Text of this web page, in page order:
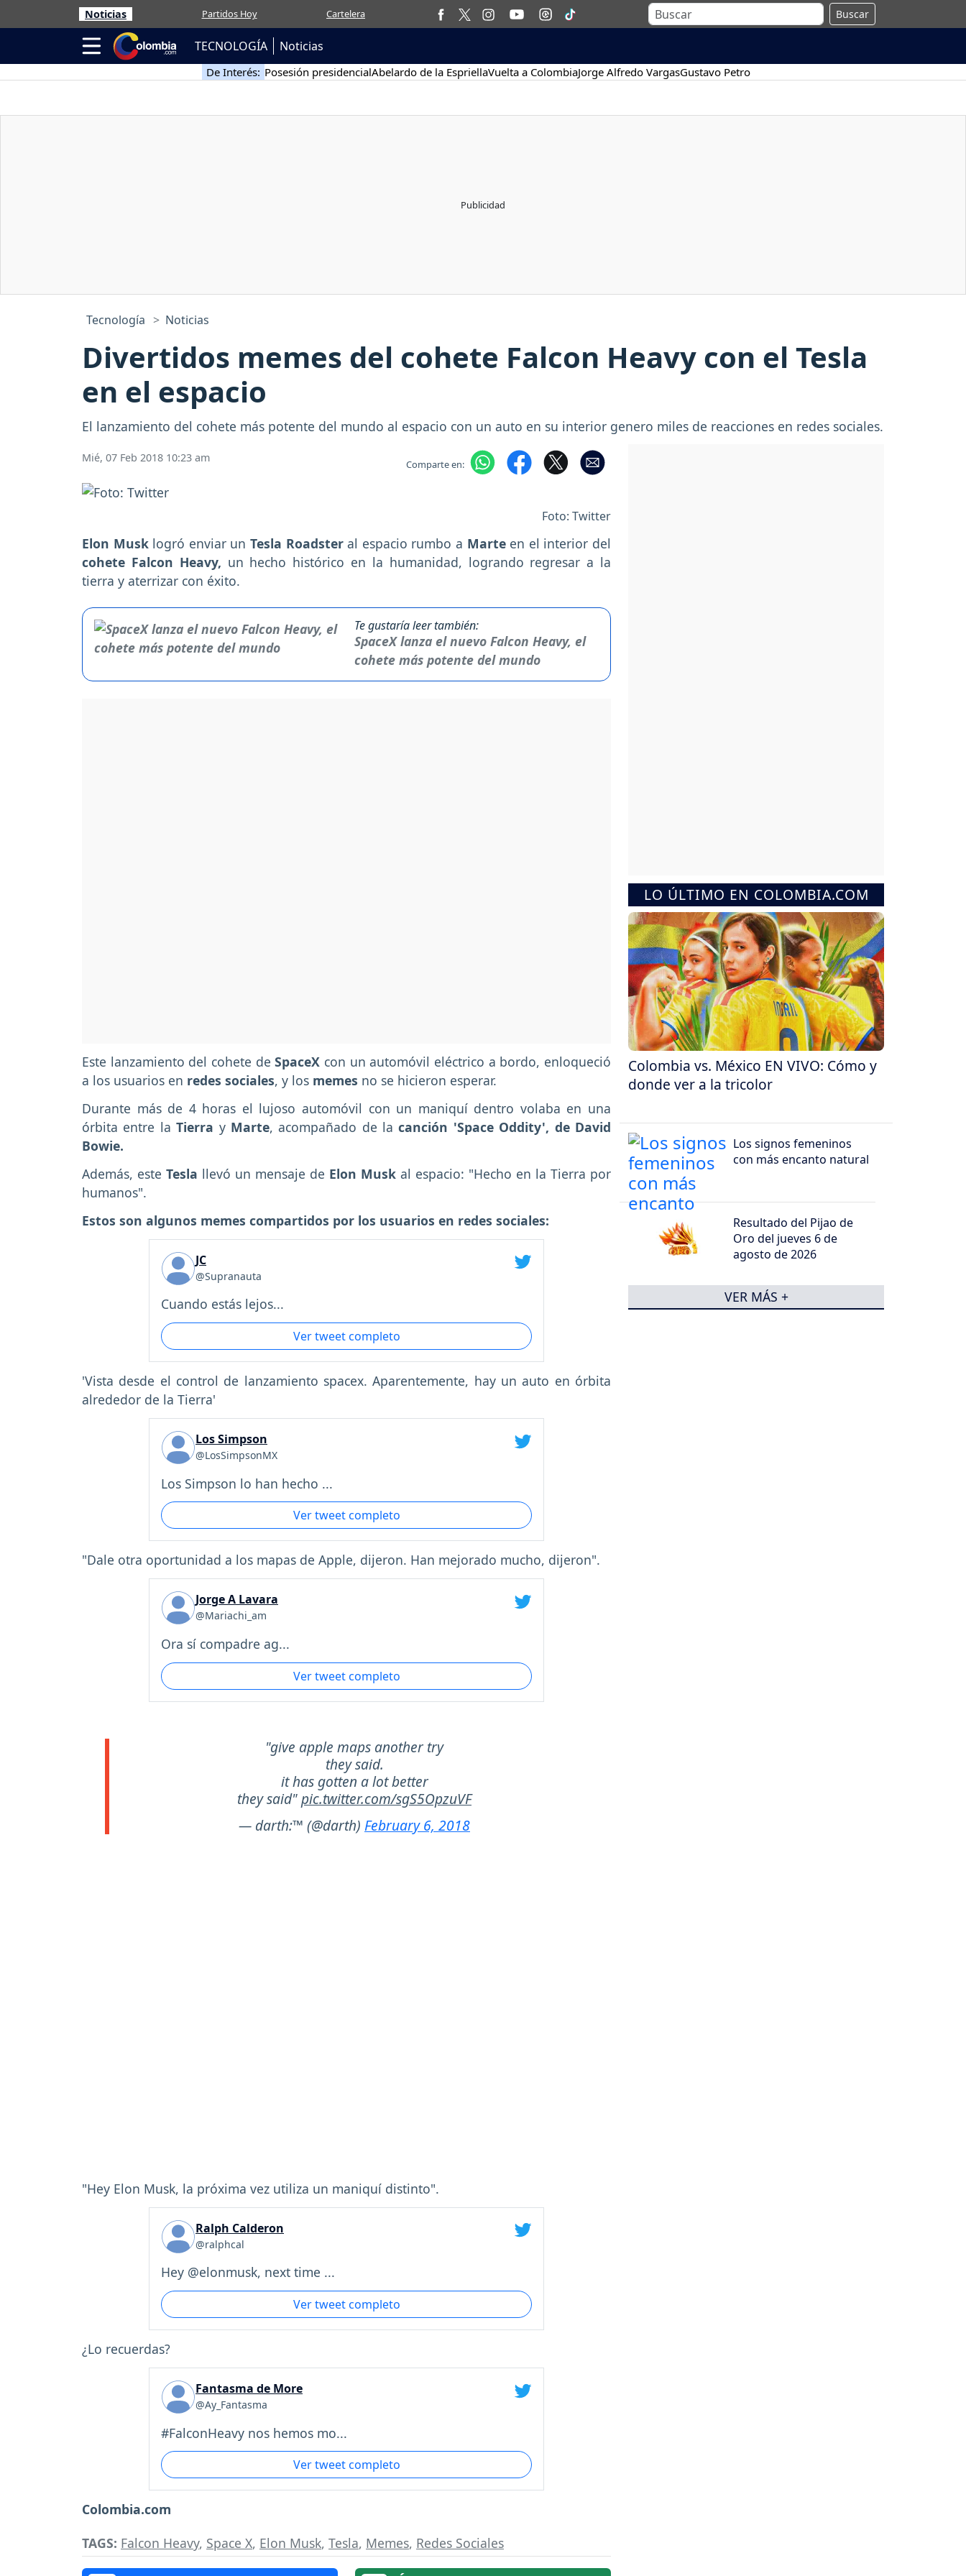
Noticias Partidos Hoy Cartelera Buscar
TECNOLOGÍA Noticias
De Interés: Posesión presidencialAbelardo de la EspriellaVuelta a ColombiaJorge Alfredo VargasGustavo Petro
Tecnología Noticias
Divertidos memes del cohete Falcon Heavy con el Tesla
en el espacio
El lanzamiento del cohete más potente del mundo al espacio con un auto en su interior genero miles de reacciones en redes sociales.
Mié, 07 Feb 2018 10:23 am Comparte en:
Foto: Twitter
Elon Musklogró enviar unTesla Roadsteral espacio rumbo a Marte en el interior del
cohete Falcon Heavy, un hecho histórico en la humanidad, logrando regresar a la
tierra y aterrizar con éxito.
Te gustaría leer también:
SpaceX lanza el nuevo Falcon Heavy, el
cohete más potente del mundo
Este lanzamiento del cohete deSpaceX con un automóvil eléctrico a bordo, enloqueció
a los usuarios en redes sociales, y los memes no se hicieron esperar.
Durante más de 4 horas el lujoso automóvil con un maniquí dentro volaba en una
órbita entre laTierra y Marte, acompañado de lacanción 'Space Oddity', de David
Bowie.
Además, este Tesla llevó un mensaje de Elon Musk al espacio: "Hecho en la Tierra por
humanos".
Estos son algunos memes compartidos por los usuarios en redes sociales:
JC
@Supranauta
Cuando estás lejos...
Ver tweet completo
'Vista desde el control de lanzamiento spacex. Aparentemente, hay un auto en órbita
alrededor de la Tierra'
Los Simpson
@LosSimpsonMX
Los Simpson lo han hecho ...
Ver tweet completo
"Dale otra oportunidad a los mapas de Apple, dijeron. Han mejorado mucho, dijeron".
Jorge A Lavara
@Mariachi_am
Ora sí compadre ag...
Ver tweet completo
"give apple maps another try
they said.
it has gotten a lot better
they said"pic.twitter.com/sgS5OpzuVF
— darth:™ (@darth) February 6, 2018
"Hey Elon Musk, la próxima vez utiliza un maniquí distinto".
Ralph Calderon
@ralphcal
Hey @elonmusk, next time ...
Ver tweet completo
¿Lo recuerdas?
Fantasma de More
@Ay_Fantasma
#FalconHeavy nos hemos mo...
Ver tweet completo
Colombia.com
TAGS: Falcon Heavy, Space X, Elon Musk, Tesla, Memes, Redes Sociales
LO ÚLTIMO EN COLOMBIA.COM
Colombia vs. México EN VIVO: Cómo y
donde ver a la tricolor
Los signos femeninos
con más encanto natural
Resultado del Pijao de
Oro del jueves 6 de
agosto de 2026
VER MÁS +